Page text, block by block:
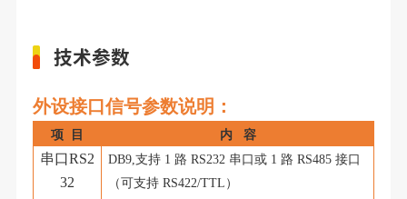
技术参数
外设接口信号参数说明：
项 目 内 容
串口RS2
32
DB9,支持 1 路 RS232 串口或 1 路 RS485 接口
（可支持 RS422/TTL ）